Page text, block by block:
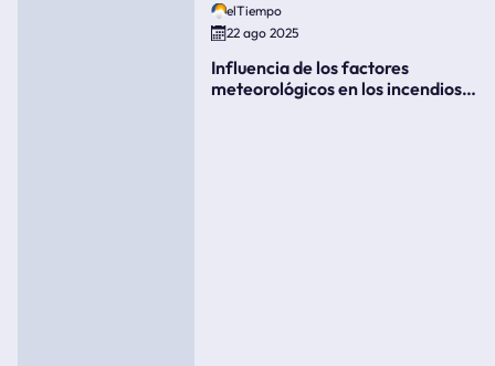
elTiempo
22 ago 2025
Influencia de los factores
meteorológicos en los incendios